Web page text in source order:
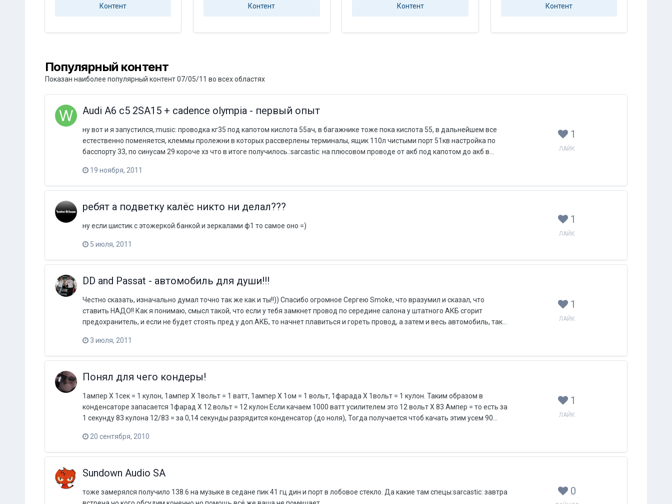
Контент Контент Контент Контент
Популярный контент
Показан наиболее популярный контент 07/05/11 во всех областях
Audi A6 c5 2SA15 + cadence olympia - первый опыт
ну вот и я запустился,:music: проводка кг35 под капотом кислота 55ач, в багажнике тоже пока кислота 55, в дальнейшем все
естественно поменяется, клеммы пролежни в которых рассверлены терминалы, ящик 110л чистыми порт 51кв настройка по
басспорту 33, по синусам 29 короче хз что в итоге получилось.:sarcastic: на плюсовом проводе от акб под капотом до акб в...
19 ноября, 2011
1
ЛАЙК
ребят а подветку калёс никто ни делал???
ну если шистик с этожеркой.банкой.и зеркалами ф1 то самое оно =)
5 июля, 2011
1
ЛАЙК
DD and Passat - автомобиль для души!!!
Честно сказать, изначально думал точно так же как и ты!!)) Спасибо огромное Сергею Smoke, что вразумил и сказал, что
ставить НАДО!! Как я понимаю, смысл такой, что если у тебя замкнет провод по середине салона у штатного АКБ сгорит
предохранитель, и если не будет стоять пред у доп.АКБ, то начнет плавиться и гореть провод, а затем и весь автомобиль, так...
3 июля, 2011
1
ЛАЙК
Понял для чего кондеры!
1ампер X 1сек = 1 кулон, 1ампер X 1вольт = 1 ватт, 1ампер X 1ом = 1 вольт, 1фарада X 1вольт = 1 кулон. Таким образом в
конденсаторе запасается 1фарад Х 12 вольт = 12 кулон Если качаем 1000 ватт усилителем это 12 вольт Х 83 Ампер = то есть за
1 секунду 83 кулона 12/83 = за 0,14 секунды разрядится конденсатор (до ноля), Тогда получается чтоб качать этим усем 90...
20 сентября, 2010
1
ЛАЙК
Sundown Audio SA
тоже замерялся получило 138.6 на музыке в седане пик 41 гц дин и порт в лобовое стекло. Да какие там спецы:sarcastic: завтра
0